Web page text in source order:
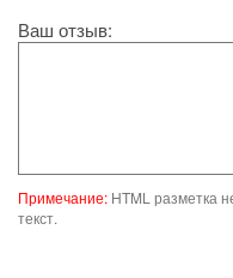
Ваш отзыв:
Примечание: HTML разметка
текст.